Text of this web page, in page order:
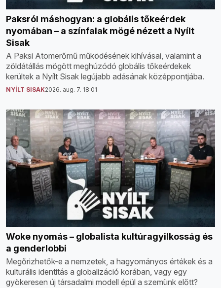
Paksról máshogyan: a globális tőkeérdek
nyomában – a színfalak mögé nézett a Nyílt
Sisak
A Paksi Atomerőmű működésének kihívásai, valamint a
zöldátállás mögött meghúzódó globális tőkeérdekek
kerültek a Nyílt Sisak legújabb adásának középpontjába.
NYÍLT SISAK2026. aug. 7. 18:01
Woke nyomás – globalista kultúragyilkosság és
a genderlobbi
Megőrizhetők-e a nemzetek, a hagyományos értékek és a
kulturális identitás a globalizáció korában, vagy egy
gyökeresen új társadalmi modell épül a szemünk előtt?